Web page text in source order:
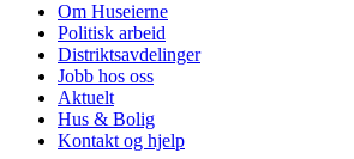
Om Huseierne
Politisk arbeid
Distriktsavdelinger
Jobb hos oss
Aktuelt
Hus & Bolig
Kontakt og hjelp